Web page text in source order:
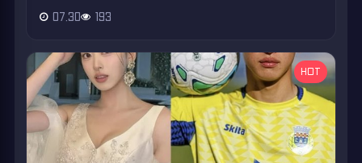
07.30 193
HOT